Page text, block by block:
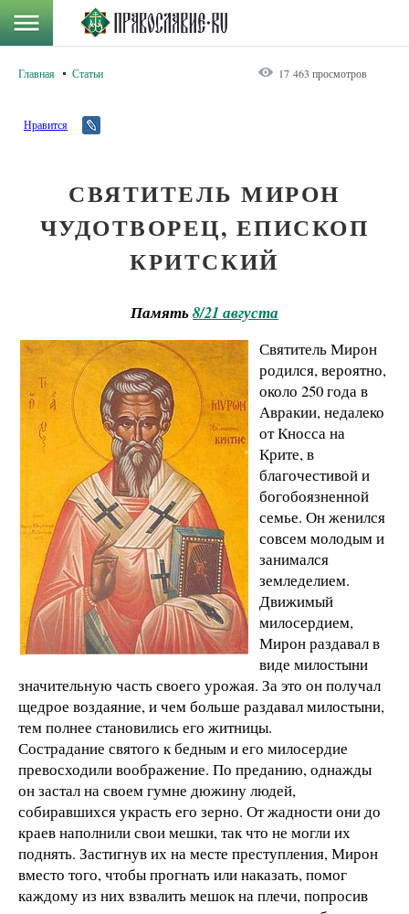
Главная Статьи 17 463 просмотров
Нравится
СВЯТИТЕЛЬ МИРОН
ЧУДОТВОРЕЦ, ЕПИСКОП
КРИТСКИЙ
Память8/21 августа
Святитель Мирон
родился, вероятно,
около 250 годав
Авракии, недалеко
от Кносса на
Крите, в
благочестивой и
богобоязненной
семье. Он женился
совсем молодым и
занимался
земледелием.
Движимый
милосердием,
Мирон раздавал в
виде милостыни
значительную часть своего урожая. За это он получал
щедрое воздаяние, и чем больше раздавал милостыни,
тем полнее становились его житницы.
Сострадание святого к бедным и его милосердие
превосходили воображение. По преданию, однажды
он застал на своем гумне дюжину людей,
собиравшихся украсть его зерно. От жадности они до
краев наполнили свои мешки, так что не могли их
поднять. Застигнув их на месте преступления, Мирон
вместо того, чтобы прогнать или наказать, помог
каждому из них взвалить мешок на плечи, попросив